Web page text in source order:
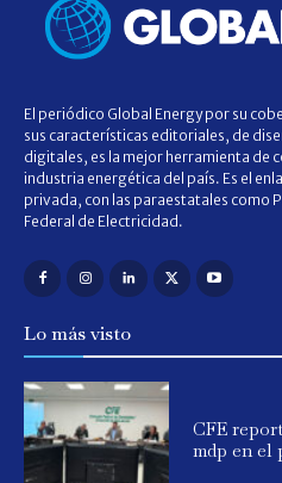
El periódico Global Energy por su
sus características editoriales, de
digitales, es la mejor herramienta de
industria energética del país. Es el
privada, con las paraestatales como
Federal de Electricidad.
Lo más visto
CFE
mdp en el